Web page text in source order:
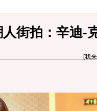
街拍：辛迪-
[我